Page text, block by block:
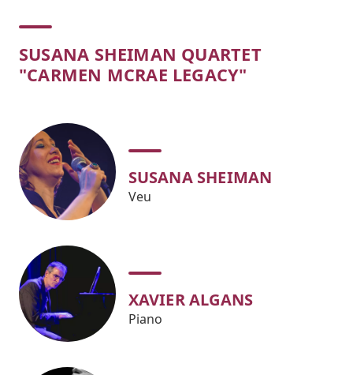
Concert
SUSANA SHEIMAN QUARTET
"CARMEN MCRAE LEGACY"
SUSANA SHEIMAN
Veu
XAVIER ALGANS
Piano